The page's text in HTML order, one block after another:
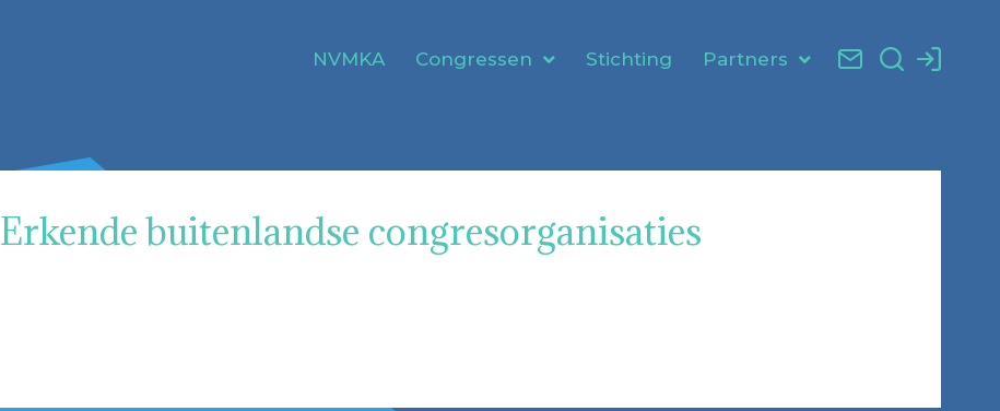
NVMKA Congressen Stichting Partners
Erkende buitenlandse congresorganisaties